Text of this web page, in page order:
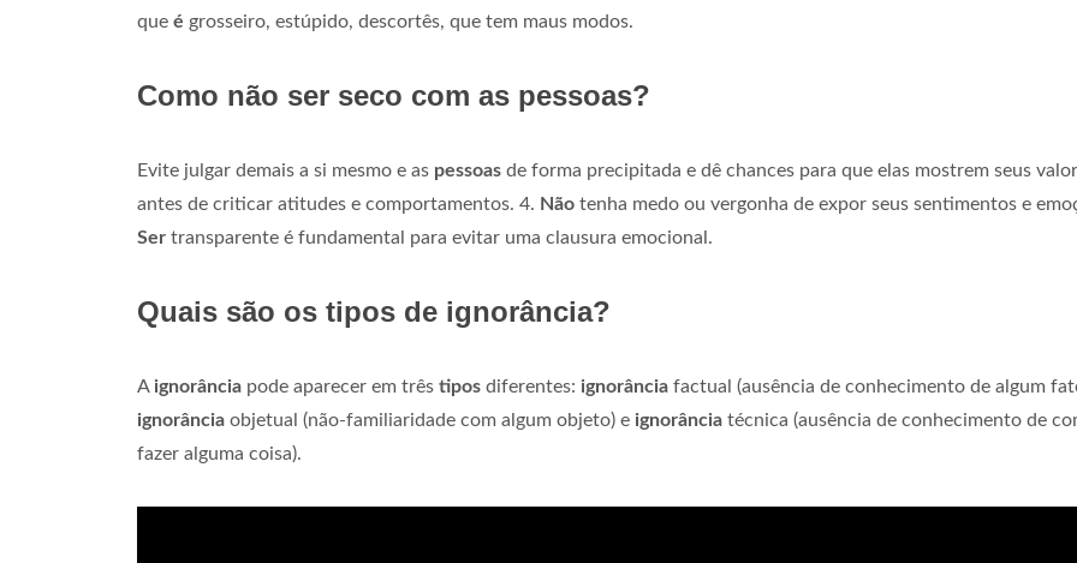
que é grosseiro, estúpido, descortês, que tem maus modos.
Como não ser seco com as pessoas?
Evite julgar demais a si mesmo e as pessoas de forma precipitada e dê chances para que elas mostrem seus
antes de criticar atitudes e comportamentos. 4. Não tenha medo ou vergonha de expor seus sentimentos e
Ser transparente é fundamental para evitar uma clausura emocional.
Quais são os tipos de ignorância?
A ignorância pode aparecer em três tipos diferentes: ignorância factual (ausência de conhecimento de algum
ignorância objetual (não-familiaridade com algum objeto) e ignorância técnica (ausência de conhecimento de
fazer alguma coisa).